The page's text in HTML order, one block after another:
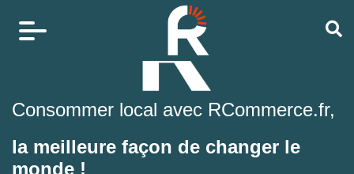
Consommer local avec RCommerce.fr,
la meilleure façon de changer le
monde !